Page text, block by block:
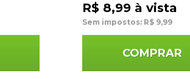
R$ 8,99 à vista
Sem impostos: R$ 9,99
COMPRAR